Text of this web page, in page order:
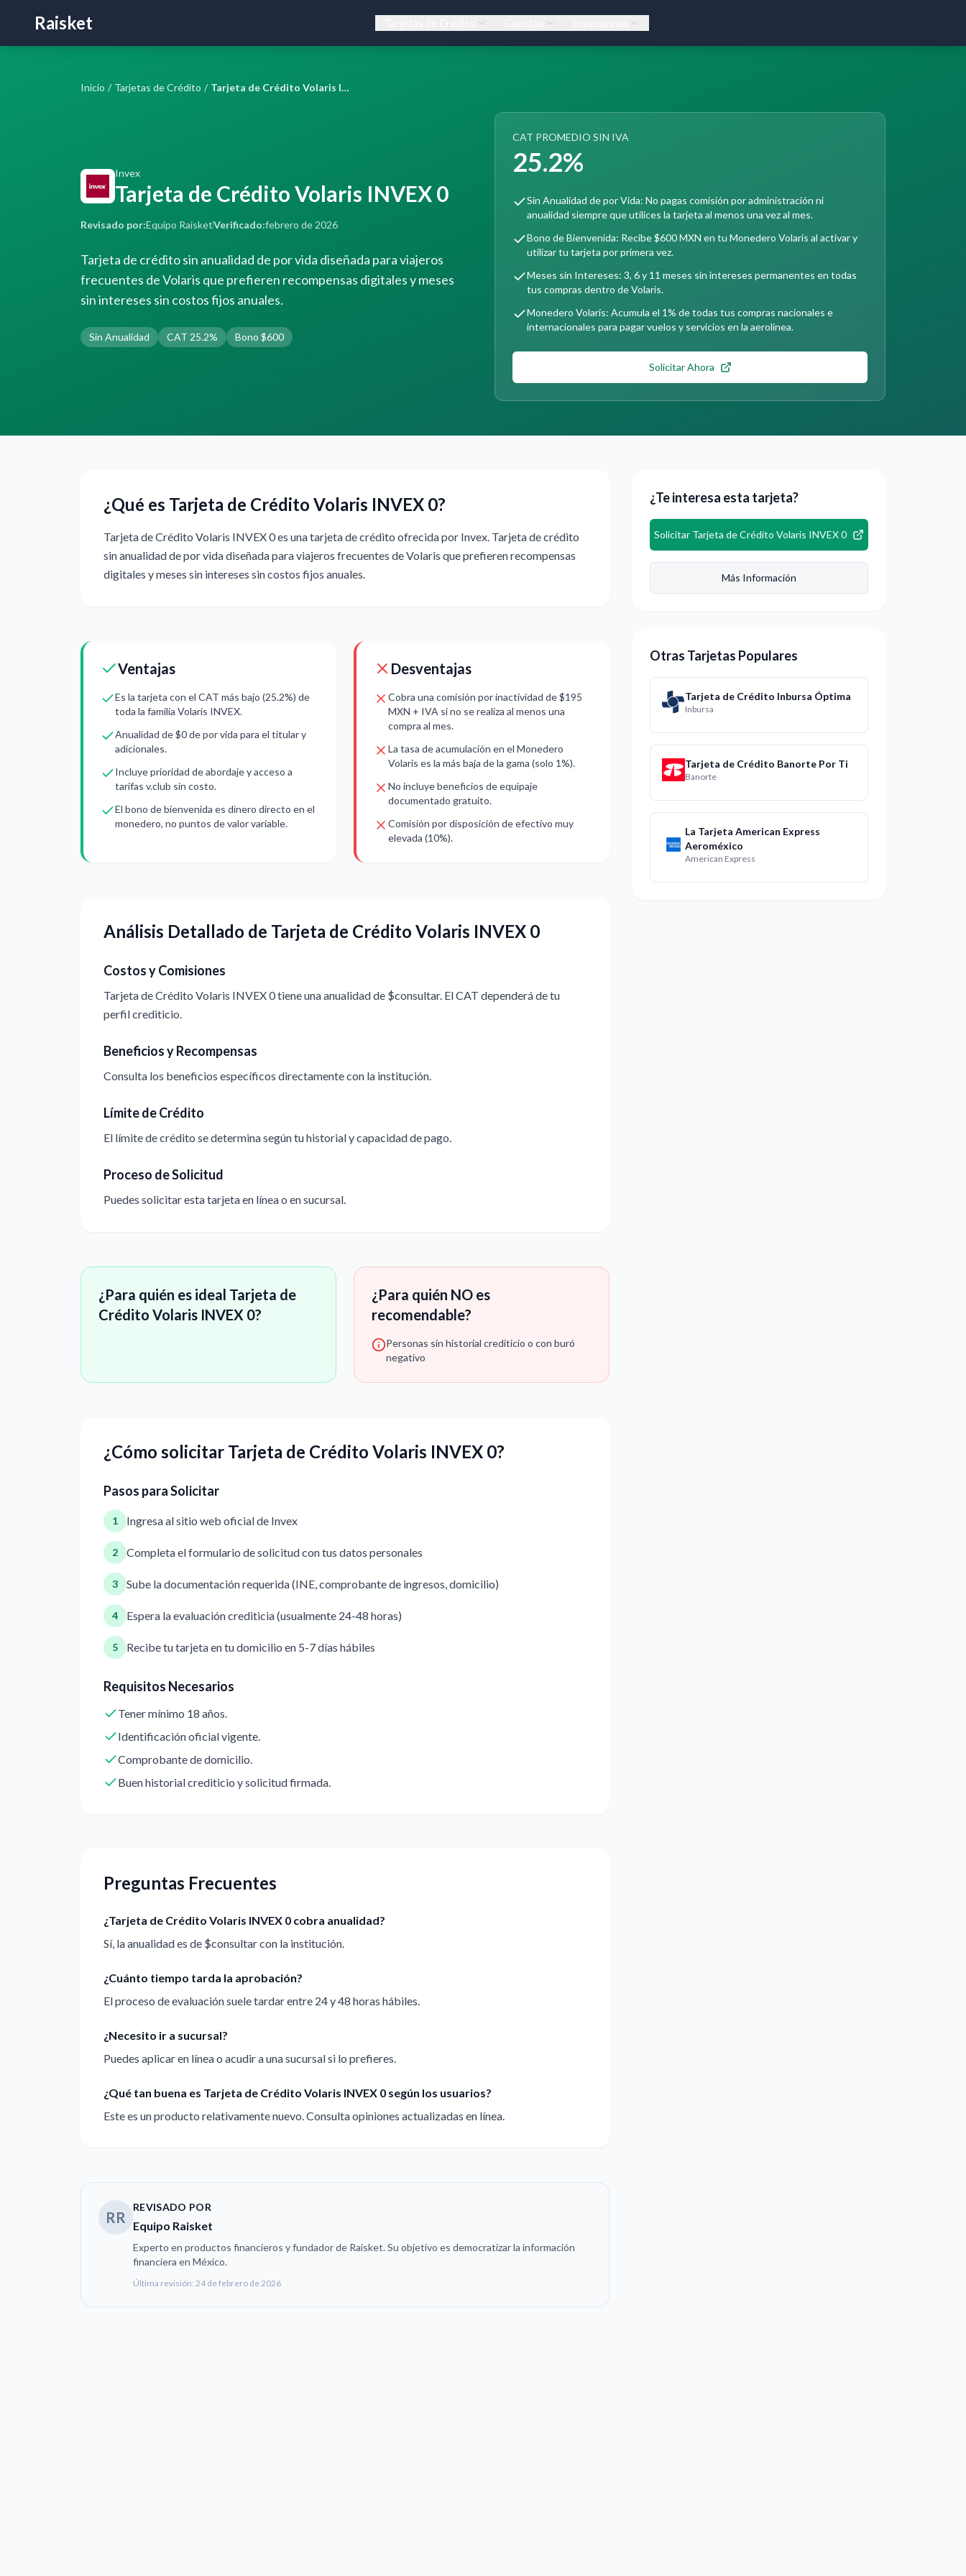
Raisket
Inicio / Tarjetas de Crédito / Tarjeta de Crédito Volaris INVEX 0
Invex
Tarjeta de Crédito Volaris INVEX 0
Revisado por:Equipo RaisketVerificado:febrero de 2026
Tarjeta de crédito sin anualidad de por vida diseñada para viajeros
frecuentes de Volaris que prefieren recompensas digitales y meses
sin intereses sin costos fijos anuales.
Sin Anualidad CAT 25.2% Bono $600
CAT PROMEDIO SIN IVA
25.2%
Sin Anualidad de por Vida: No pagas comisión por administración ni
anualidad siempre que utilices la tarjeta al menos una vez al mes.
Bono de Bienvenida: Recibe $600 MXN en tu Monedero Volaris al activar y
utilizar tu tarjeta por primera vez.
Meses sin Intereses: 3, 6 y 11 meses sin intereses permanentes en todas
tus compras dentro de Volaris.
Monedero Volaris: Acumula el 1% de todas tus compras nacionales e
internacionales para pagar vuelos y servicios en la aerolínea.
Solicitar Ahora
¿Qué es Tarjeta de Crédito Volaris INVEX 0?
Tarjeta de Crédito Volaris INVEX 0 es una tarjeta de crédito ofrecida por Invex. Tarjeta de crédito
sin anualidad de por vida diseñada para viajeros frecuentes de Volaris que prefieren recompensas
digitales y meses sin intereses sin costos fijos anuales.
Ventajas
Es la tarjeta con el CAT más bajo (25.2%) de
toda la familia Volaris INVEX.
Anualidad de $0 de por vida para el titular y
adicionales.
Incluye prioridad de abordaje y acceso a
tarifas v.club sin costo.
El bono de bienvenida es dinero directo en el
monedero, no puntos de valor variable.
Desventajas
Cobra una comisión por inactividad de $195
MXN + IVA si no se realiza al menos una
compra al mes.
La tasa de acumulación en el Monedero
Volaris es la más baja de la gama (solo 1%).
No incluye beneficios de equipaje
documentado gratuito.
Comisión por disposición de efectivo muy
elevada (10%).
Análisis Detallado de Tarjeta de Crédito Volaris INVEX 0
Costos y Comisiones
Tarjeta de Crédito Volaris INVEX 0 tiene una anualidad de $consultar. El CAT dependerá de tu
perfil crediticio.
Beneficios y Recompensas
Consulta los beneficios específicos directamente con la institución.
Límite de Crédito
El límite de crédito se determina según tu historial y capacidad de pago.
Proceso de Solicitud
Puedes solicitar esta tarjeta en línea o en sucursal.
¿Para quién es ideal Tarjeta de
Crédito Volaris INVEX 0?
¿Para quién NO es
recomendable?
Personas sin historial crediticio o con buró
negativo
¿Cómo solicitar Tarjeta de Crédito Volaris INVEX 0?
Pasos para Solicitar
1 Ingresa al sitio web oficial de Invex
2 Completa el formulario de solicitud con tus datos personales
3 Sube la documentación requerida (INE, comprobante de ingresos, domicilio)
4 Espera la evaluación crediticia (usualmente 24-48 horas)
5 Recibe tu tarjeta en tu domicilio en 5-7 días hábiles
Requisitos Necesarios
Tener mínimo 18 años.
Identificación oficial vigente.
Comprobante de domicilio.
Buen historial crediticio y solicitud firmada.
Preguntas Frecuentes
¿Tarjeta de Crédito Volaris INVEX 0 cobra anualidad?
Sí, la anualidad es de $consultar con la institución.
¿Cuánto tiempo tarda la aprobación?
El proceso de evaluación suele tardar entre 24 y 48 horas hábiles.
¿Necesito ir a sucursal?
Puedes aplicar en línea o acudir a una sucursal si lo prefieres.
¿Qué tan buena es Tarjeta de Crédito Volaris INVEX 0 según los usuarios?
Este es un producto relativamente nuevo. Consulta opiniones actualizadas en línea.
RR
REVISADO POR
Equipo Raisket
Experto en productos financieros y fundador de Raisket. Su objetivo es democratizar la información
financiera en México.
Última revisión: 24 de febrero de 2026
¿Te interesa esta tarjeta?
Solicitar Tarjeta de Crédito Volaris INVEX 0
Más Información
Otras Tarjetas Populares
Tarjeta de Crédito Inbursa Óptima
Inbursa
Tarjeta de Crédito Banorte Por Ti
Banorte
La Tarjeta American Express
Aeroméxico
American Express